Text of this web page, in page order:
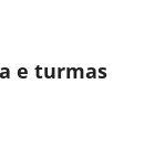
e turmas